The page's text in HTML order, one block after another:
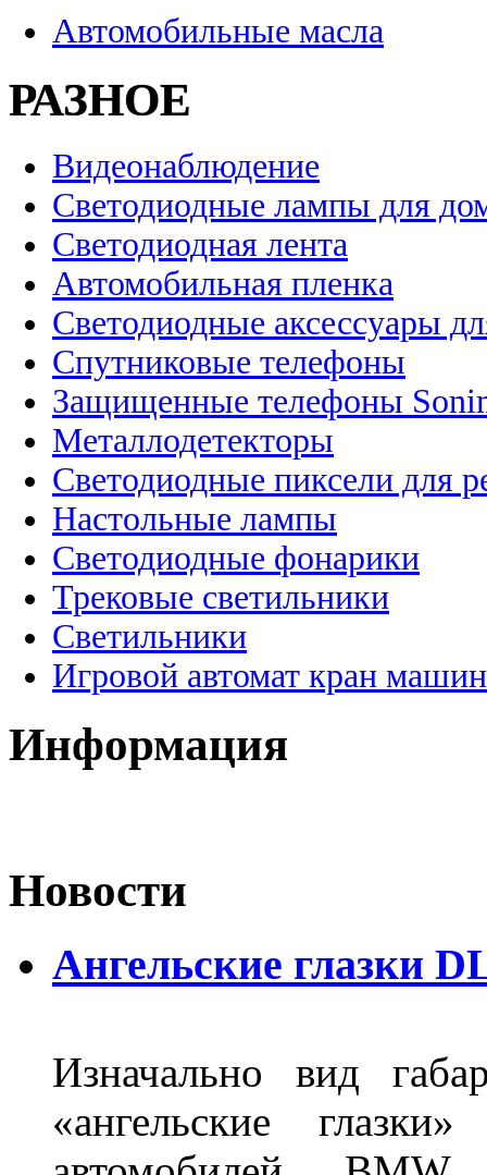
Автомобильные масла
РАЗНОЕ
Видеонаблюдение
Светодиодные лампы для
Светодиодная лента
Автомобильная пленка
Светодиодные аксессуары
Спутниковые телефоны
Защищенные телефоны
Металлодетекторы
Светодиодные пиксели для
Настольные лампы
Светодиодные фонарики
Трековые светильники
Светильники
Игровой автомат кран
Информация
Новости
Ангельские глазки
Изначально вид
«ангельские